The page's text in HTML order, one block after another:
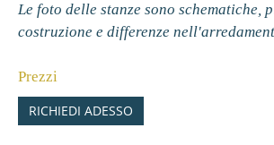
Le foto delle stanze sono schematiche,
costruzione e differenze
Prezzi
RICHIEDI ADESSO